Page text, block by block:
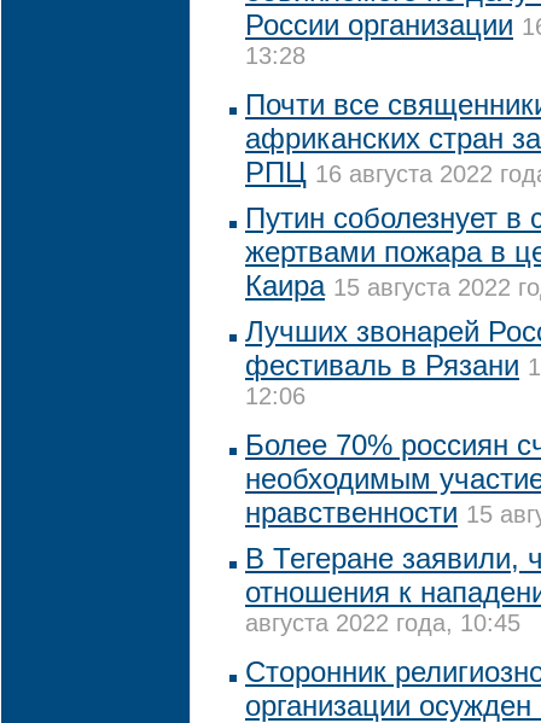
России организации
13:28
Почти все
африканских стран
РПЦ 16 августа 2022
Путин соболезнует в
жертвами пожара в
Каира 15 августа 2022
Лучших звонарей
фестиваль в Рязани
12:06
Более 70% россиян
необходимым
нравственности 15
В Тегеране заявили,
отношения к
августа 2022 года, 10:45
Сторонник
организации